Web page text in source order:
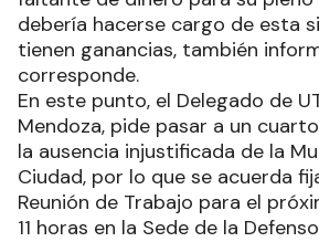
debería hacerse cargo de esta
tienen ganancias, también
corresponde.
En este punto, el Delegado de
Mendoza, pide pasar a un
la ausencia injustificada de la
Ciudad, por lo que se acuerda
Reunión de Trabajo para el
11 horas en la Sede de la